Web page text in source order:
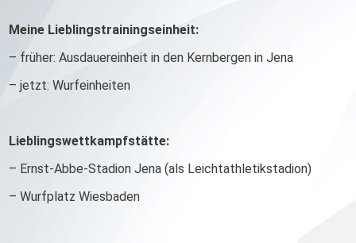
Meine Lieblingstrainingseinheit:
– früher: Ausdauereinheit in den Kernbergen in Jena
– jetzt: Wurfeinheiten
Lieblingswettkampfstätte:
– Ernst-Abbe-Stadion Jena (als Leichtathletikstadion)
– Wurfplatz Wiesbaden